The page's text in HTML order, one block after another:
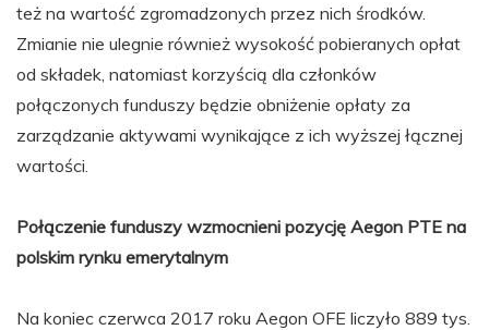
też na wartość zgromadzonych przez nich środków.
Zmianie nie ulegnie również wysokość pobieranych opłat
od składek, natomiast korzyścią dla członków
połączonych funduszy będzie obniżenie opłaty za
zarządzanie aktywami wynikające z ich wyższej łącznej
wartości.
Połączenie funduszy wzmocnieni pozycję Aegon PTE na
polskim rynku emerytalnym
Na koniec czerwca 2017 roku Aegon OFE liczyło 889 tys.